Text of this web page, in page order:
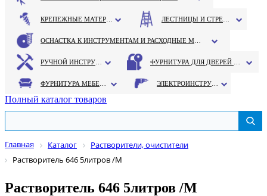
Полный каталог товаров
Главная Каталог
Растворители, очистители
Растворитель 646 5литров /М
Растворитель 646 5литров /М